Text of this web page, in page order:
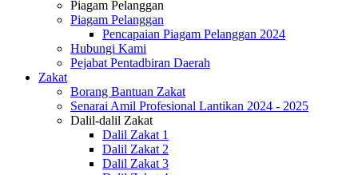
Piagam Pelanggan
Piagam Pelanggan
Pencapaian Piagam Pelanggan 2024
Hubungi Kami
Pejabat Pentadbiran Daerah
Zakat
Borang Bantuan Zakat
Senarai Amil Profesional Lantikan 2024 - 2025
Dalil-dalil Zakat
Dalil Zakat 1
Dalil Zakat 2
Dalil Zakat 3